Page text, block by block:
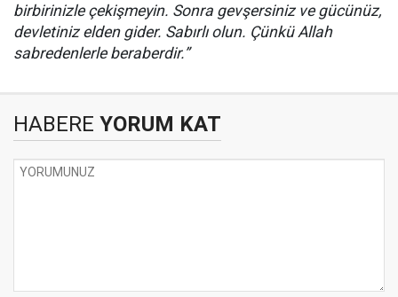
birbirinizle çekişmeyin. Sonra gevşersiniz ve gücünüz,
devletiniz elden gider. Sabırlı olun. Çünkü Allah
sabredenlerle beraberdir.”
HABERE YORUM KAT